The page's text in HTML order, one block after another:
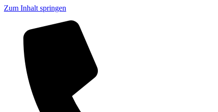
Zum Inhalt springen